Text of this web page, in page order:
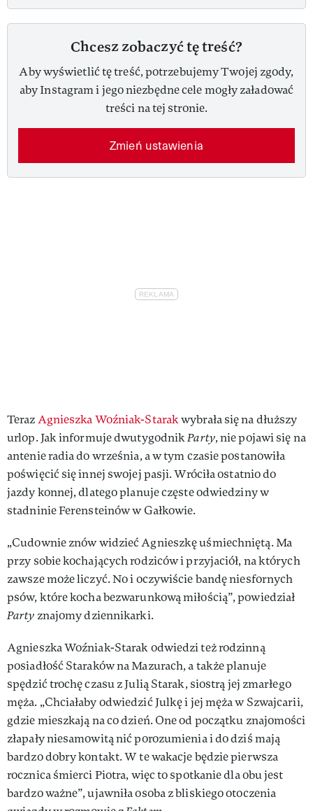
Chcesz zobaczyć tę treść?
Aby wyświetlić tę treść, potrzebujemy Twojej zgody,
aby Instagram i jego niezbędne cele mogły załadować
treści na tej stronie.
Zmień ustawienia
TerazAgnieszka Woźniak-Starakwybrała się na dłuższy
urlop. Jak informuje dwutygodnikParty, nie pojawi się na
antenie radia do września, a w tym czasie postanowiła
poświęcić się innej swojej pasji. Wróciła ostatnio do
jazdy konnej, dlatego planuje częste odwiedziny w
stadninie Ferensteinów w Gałkowie.
„Cudownie znów widzieć Agnieszkę uśmiechniętą. Ma
przy sobie kochających rodziców i przyjaciół, na których
zawsze może liczyć. No i oczywiście bandę niesfornych
psów, które kocha bezwarunkową miłością”, powiedział
Party znajomy dziennikarki.
Agnieszka Woźniak-Starak odwiedzi też rodzinną
posiadłość Staraków na Mazurach, a także planuje
spędzić trochę czasu z Julią Starak, siostrą jej zmarłego
męża. „Chciałaby odwiedzić Julkę i jej męża w Szwajcarii,
gdzie mieszkają na co dzień. One od początku znajomości
złapały niesamowitą nić porozumienia i do dziś mają
bardzo dobry kontakt. W te wakacje będzie pierwsza
rocznica śmierci Piotra, więc to spotkanie dla obu jest
bardzo ważne”, ujawniła osoba z bliskiego otoczenia